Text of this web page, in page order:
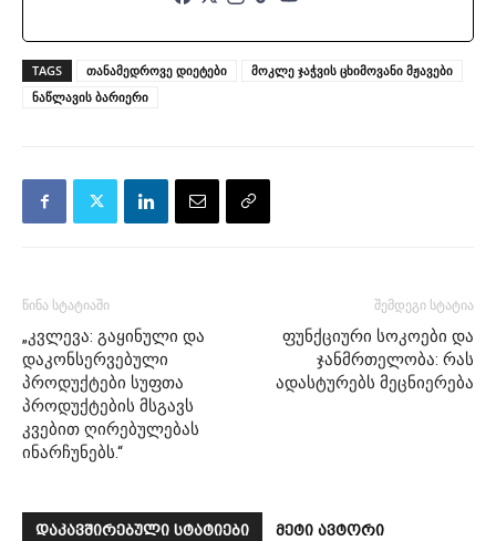
TAGS თანამედროვე დიეტები
მოკლე ჯაჭვის ცხიმოვანი მჟავები
ნაწლავის ბარიერი
წინა სტატიაში
„კვლევა: გაყინული და
დაკონსერვებული
პროდუქტები სუფთა
პროდუქტების მსგავს
კვებით ღირებულებას
ინარჩუნებს.“
შემდეგი სტატია
ფუნქციური სოკოები და
ჯანმრთელობა: რას
ადასტურებს მეცნიერება
დაკავშირებული სტატიები მეტი ავტორი